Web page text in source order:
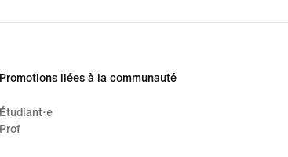
94,99 €
Promotions liées à la communauté
Étudiant·e
Prof